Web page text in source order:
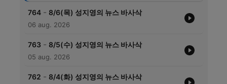
764 - 8/6(목) 성지영의 뉴스 바사삭
06 aug. 2026
763 - 8/5(수) 성지영의 뉴스 바사삭
05 aug. 2026
762 - 8/4(화) 성지영의 뉴스 바사삭